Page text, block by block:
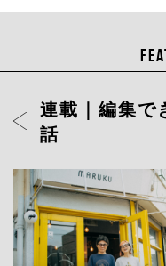
連載｜編集で
話